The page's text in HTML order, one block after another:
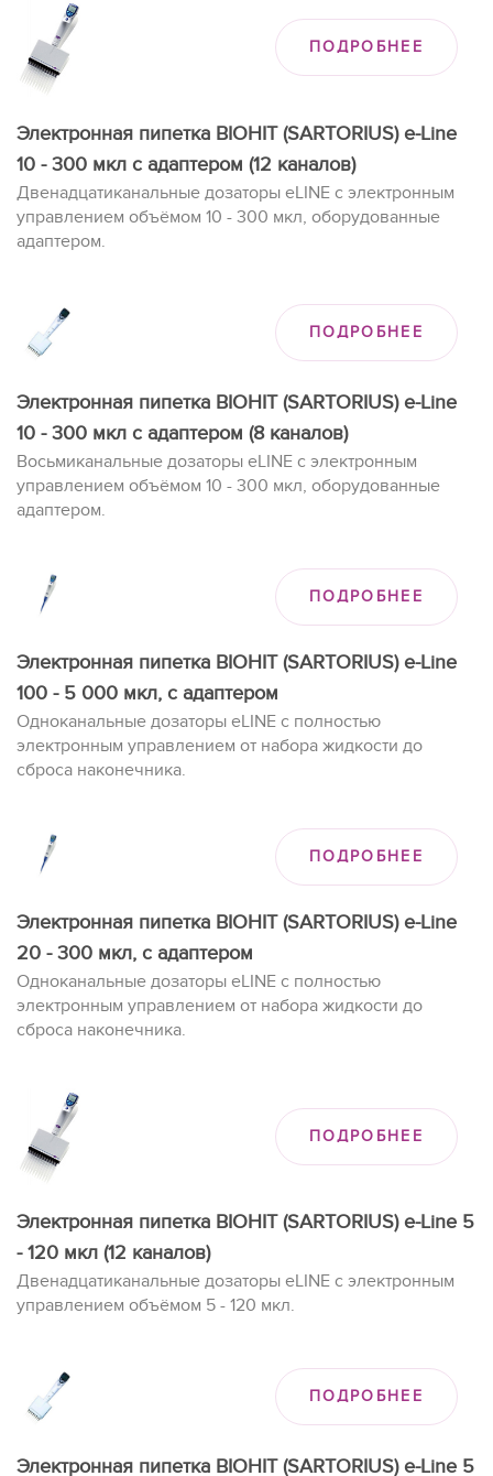
ПОДРОБНЕЕ
Электронная пипетка BIOHIT (SARTORIUS) e-Line
10 - 300 мкл с адаптером (12 каналов)
Двенадцатиканальные дозаторы eLINE с электронным
управлением объёмом 10 - 300 мкл, оборудованные
адаптером.
ПОДРОБНЕЕ
Электронная пипетка BIOHIT (SARTORIUS) e-Line
10 - 300 мкл с адаптером (8 каналов)
Восьмиканальные дозаторы eLINE с электронным
управлением объёмом 10 - 300 мкл, оборудованные
адаптером.
ПОДРОБНЕЕ
Электронная пипетка BIOHIT (SARTORIUS) e-Line
100 - 5 000 мкл, с адаптером
Одноканальные дозаторы eLINE с полностью
электронным управлением от набора жидкости до
сброса наконечника.
ПОДРОБНЕЕ
Электронная пипетка BIOHIT (SARTORIUS) e-Line
20 - 300 мкл, с адаптером
Одноканальные дозаторы eLINE с полностью
электронным управлением от набора жидкости до
сброса наконечника.
ПОДРОБНЕЕ
Электронная пипетка BIOHIT (SARTORIUS) e-Line 5
- 120 мкл (12 каналов)
Двенадцатиканальные дозаторы eLINE с электронным
управлением объёмом 5 - 120 мкл.
ПОДРОБНЕЕ
Электронная пипетка BIOHIT (SARTORIUS) e-Line 5